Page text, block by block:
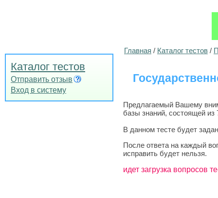
Каталог тестов
Отправить отзыв
Вход в систему
Главная / Каталог тестов /
Предлагаемый Вашему
базы знаний, состоящей из
В данном тесте будет
После ответа на каждый
исправить будет нельзя.
идет загрузка вопросов